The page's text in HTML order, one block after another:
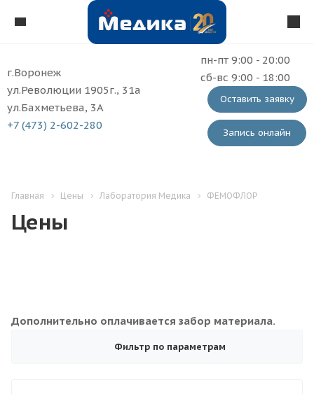
г.Воронеж
ул.Революции 1905г., 31а
ул.Бахметьева, 3А
+7 (473) 2-602-280
пн-пт 9:00 - 20:00
сб-вс 9:00 - 18:00
Оставить заявку
Запись онлайн
Главная Цены Лаборатория Медика ФЕМОФЛОР
Цены
Дополнительно оплачивается забор материала.
Фильтр по параметрам